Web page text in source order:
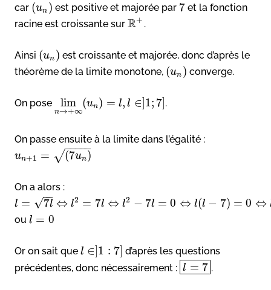
car (un ) est positive et majorée par 7 et la fonction
racine est croissante sur R+ .
Ainsi (un ) est croissante et majorée, donc d’après le
théorème de la limite monotone, (un ) converge.
On pose lim
n→+∞
(un) = l, l ∈ 1; 7] .
On passe ensuite à la limite dans l’égalité :
un+1 = (7un)
− −
−−−
√
On a alors :
l = 7l
−
−
√ ⇔ l2 = 7l ⇔ l2 − 7l = 0 ⇔ l(l − 7) = 0 ⇔
ou l = 0
Or on sait que l ∈ 1 : 7] d’après les questions
précédentes, donc nécessairement : l = 7 .